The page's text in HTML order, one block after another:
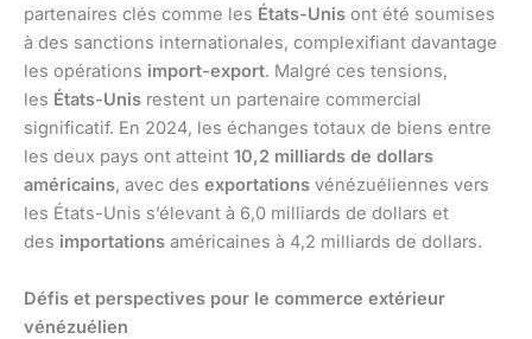
partenaires clés comme les États-Unis ont été soumises
à des sanctions internationales, complexifiant davantage
les opérations import-export. Malgré ces tensions,
les États-Unis restent un partenaire commercial
significatif. En 2024, les échanges totaux de biens entre
les deux pays ont atteint 10,2 milliards de dollars
américains, avec des exportations vénézuéliennes vers
les États-Unis s’élevant à 6,0 milliards de dollars et
des importations américaines à 4,2 milliards de dollars.
Défis et perspectives pour le commerce extérieur
vénézuélien